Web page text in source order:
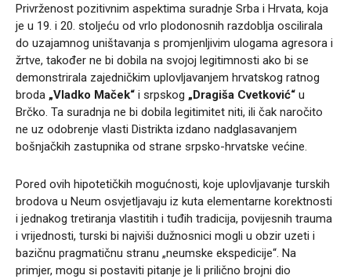
Privrženost pozitivnim aspektima suradnje Srba i Hrvata, koja
je u 19. i 20. stoljeću od vrlo plodonosnih razdoblja oscilirala
do uzajamnog uništavanja s promjenljivim ulogama agresora i
žrtve, također ne bi dobila na svojoj legitimnosti ako bi se
demonstrirala zajedničkim uplovljavanjem hrvatskog ratnog
broda „Vladko Maček“ i srpskog „Dragiša Cvetković“ u
Brčko. Ta suradnja ne bi dobila legitimitet niti, ili čak naročito
ne uz odobrenje vlasti Distrikta izdano nadglasavanjem
bošnjačkih zastupnika od strane srpsko-hrvatske većine.
Pored ovih hipotetičkih mogućnosti, koje uplovljavanje turskih
brodova u Neum osvjetljavaju iz kuta elementarne korektnosti
i jednakog tretiranja vlastitih i tuđih tradicija, povijesnih trauma
i vrijednosti, turski bi najviši dužnosnici mogli u obzir uzeti i
bazičnu pragmatičnu stranu „neumske ekspedicije“. Na
primjer, mogu si postaviti pitanje je li prilično brojni dio